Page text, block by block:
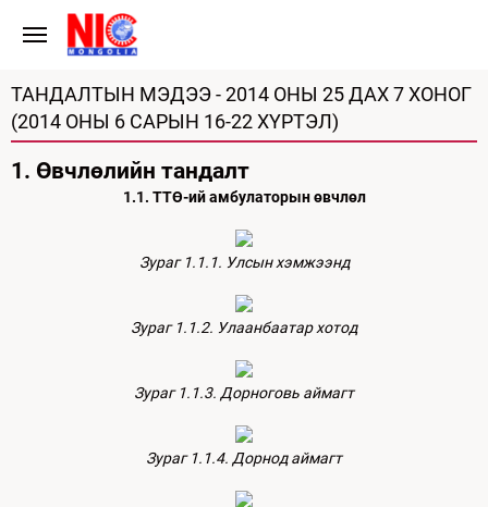
ТАНДАЛТЫН МЭДЭЭ - 2014 ОНЫ 25 ДАХ 7 ХОНОГ
(2014 ОНЫ 6 САРЫН 16-22 ХҮРТЭЛ)
1. Өвчлөлийн тандалт
1.1. ТТӨ-ий амбулаторын өвчлөл
Зураг 1.1.1. Улсын хэмжээнд
Зураг 1.1.2. Улаанбаатар хотод
Зураг 1.1.3. Дорноговь аймагт
Зураг 1.1.4. Дорнод аймагт